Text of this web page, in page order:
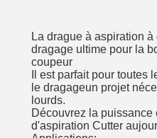
La drague à aspiration
dragage ultime pour la
coupeur
Il est parfait pour toutes
le dragageun projet
lourds.
Découvrez la
d'aspiration Cutter